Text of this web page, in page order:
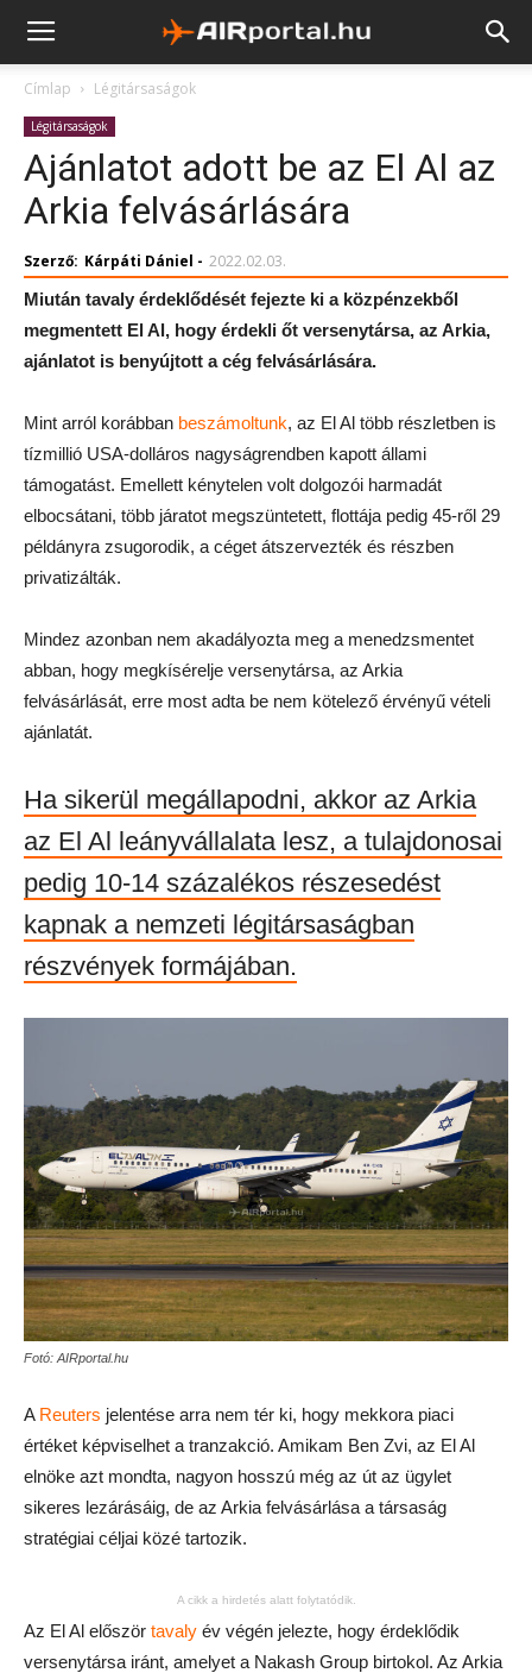
Címlap Légitársaságok
Légitársaságok
Ajánlatot adott be az El Al az
Arkia felvásárlására
Szerző: Kárpáti Dániel - 2022.02.03.
Miután tavaly érdeklődését fejezte ki a közpénzekből
megmentett El Al, hogy érdekli őt versenytársa, az Arkia,
ajánlatot is benyújtott a cég felvásárlására.
Mint arról korábban beszámoltunk, az El Al több részletben is
tízmillió USA-dolláros nagyságrendben kapott állami
támogatást. Emellett kénytelen volt dolgozói harmadát
elbocsátani, több járatot megszüntetett, flottája pedig 45-ről 29
példányra zsugorodik, a céget átszervezték és részben
privatizálták.
Mindez azonban nem akadályozta meg a menedzsmentet
abban, hogy megkísérelje versenytársa, az Arkia
felvásárlását, erre most adta be nem kötelező érvényű vételi
ajánlatát.
Ha sikerül megállapodni, akkor az Arkia
az El Al leányvállalata lesz, a tulajdonosai
pedig 10-14 százalékos részesedést
kapnak a nemzeti légitársaságban
részvények formájában.
Fotó: AIRportal.hu
A Reuters jelentése arra nem tér ki, hogy mekkora piaci
értéket képviselhet a tranzakció. Amikam Ben Zvi, az El Al
elnöke azt mondta, nagyon hosszú még az út az ügylet
sikeres lezárásáig, de az Arkia felvásárlása a társaság
stratégiai céljai közé tartozik.
A cikk a hirdetés alatt folytatódik.
Az El Al először tavaly év végén jelezte, hogy érdeklődik
versenytársa iránt, amelyet a Nakash Group birtokol. Az Arkia